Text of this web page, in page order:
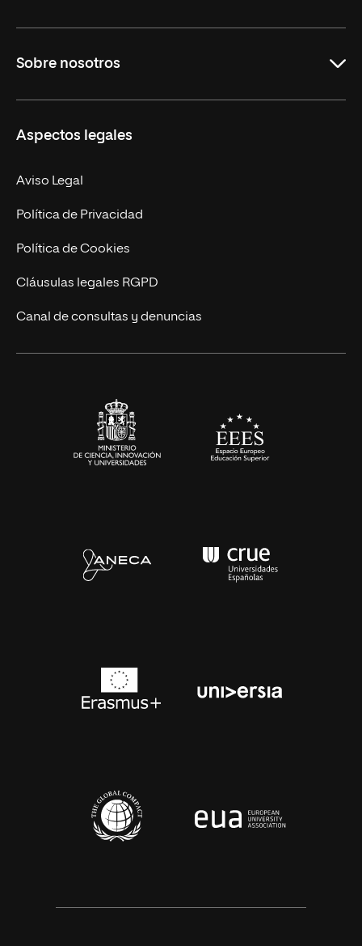
Másteres Oficiales
Doctorados
Experto Universitario
Postgrados
Cursos Universitarios
Sobre nosotros
Facultades
Nuestro Equipo
Trabaja en UNIR
Actualidad
UNIR Revista
Eventos
Aspectos legales
Aviso Legal
Política de Privacidad
Política de Cookies
Cláusulas legales RGPD
Canal de consultas y denuncias